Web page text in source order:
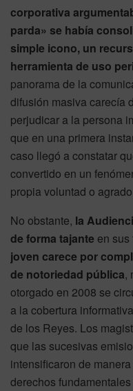
corporativa
parda» se había
simple icono, un
herramienta de uso
panorama de la
difusión masiva carecía
perjudicar a la persona
que en una primera
caso llegó a constatar
convertido en un
propia voluntad o
No obstante, la
de forma tajante en
joven carece por
de notoriedad pública,
otorgado en 2008 se
a la cobertura
de los Reyes. Los
que las sucesivas
intensificaron de
derechos